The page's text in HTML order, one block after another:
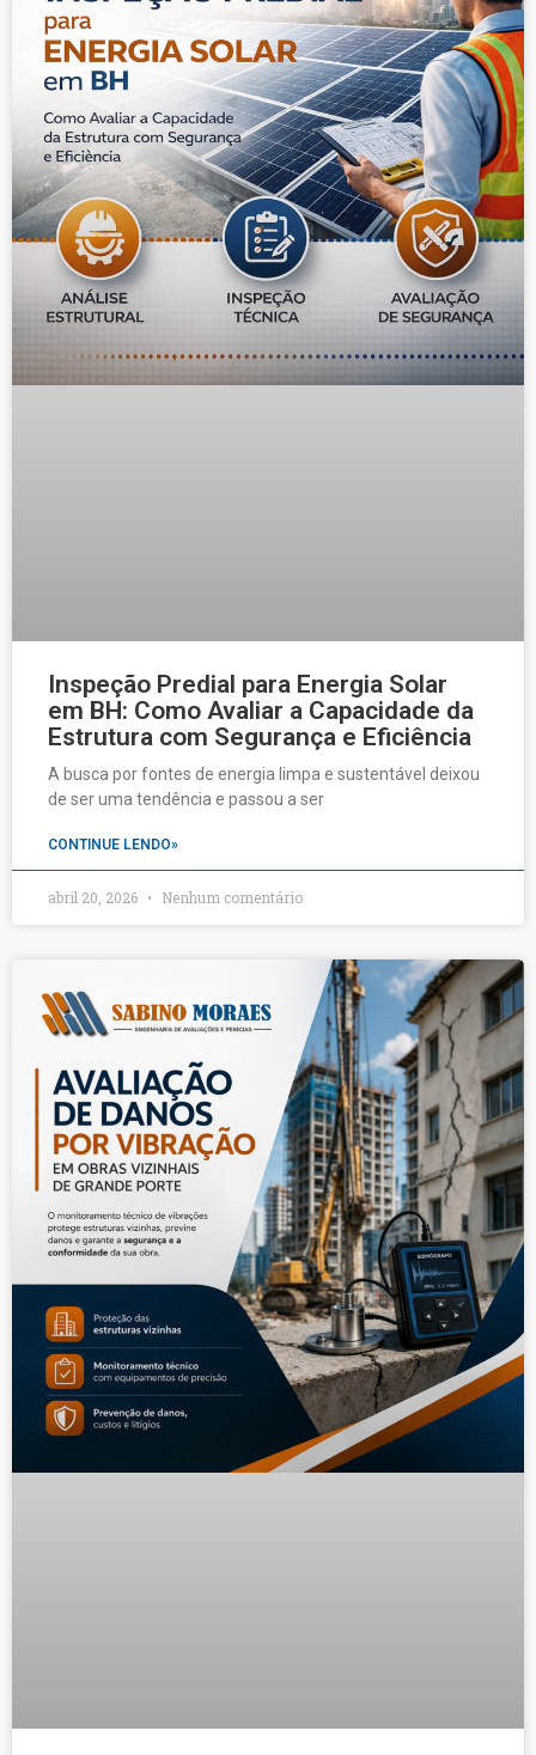
Inspeção Predial para Energia Solar
em BH: Como Avaliar a Capacidade da
Estrutura com Segurança e Eficiência
A busca por fontes de energia limpa e sustentável deixou
de ser uma tendência e passou a ser
CONTINUE LENDO»
abril 20, 2026 Nenhum comentário